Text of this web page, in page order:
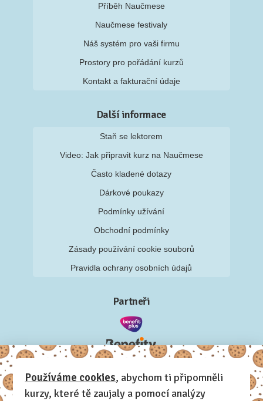
Příběh Naučmese
Naučmese festivaly
Náš systém pro vaši firmu
Prostory pro pořádání kurzů
Kontakt a fakturační údaje
Další informace
Staň se lektorem
Video: Jak připravit kurz na Naučmese
Často kladené dotazy
Dárkové poukazy
Podmínky užívání
Obchodní podmínky
Zásady používání cookie souborů
Pravidla ochrany osobních údajů
Partneři
Používáme cookies, abychom ti připomněli
kurzy, které tě zaujaly a pomocí analýzy